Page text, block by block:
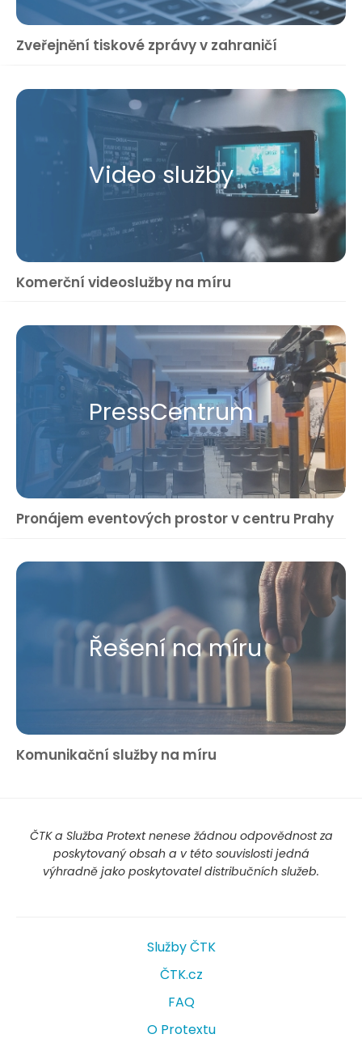
Zveřejnění tiskové zprávy v zahraničí
Video služby
Komerční videoslužby na míru
Press​Centrum
Pronájem eventových prostor v centru Prahy
Řešení na míru
Komunikační služby na míru
ČTK a Služba Protext nenese žádnou odpovědnost za
poskytovaný obsah a v této souvislosti jedná
výhradně jako poskytovatel distribučních služeb.
Služby ČTK
ČTK.cz
FAQ
O Protextu